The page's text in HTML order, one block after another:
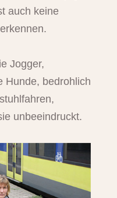
auch keine
Jogger,
Hunde, bedrohlich
unbeeindruckt.